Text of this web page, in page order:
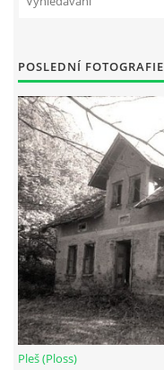
POSLEDNÍ FOTOGRAFIE
Pleš (Ploss)